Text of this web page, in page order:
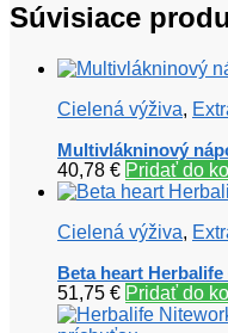
Súvisiace
Cielená výživa,
Multivlákninový
40,78 € Pridať do
Cielená výživa,
Beta heart
51,75 € Pridať do